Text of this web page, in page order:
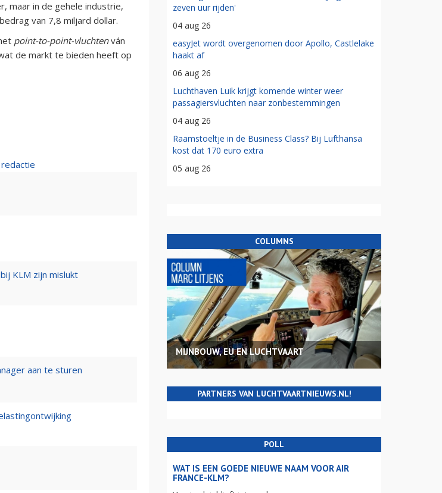
maar in de gehele industrie,
van 7,8 miljard dollar.
point-to-point-vluchtenván
de markt te bieden heeft op
KLM zijn mislukt
aan te sturen
zeven uur rijden'
04 aug 26
easyJet wordt overgenomen door Apollo, Castlelake
haakt af
06 aug 26
Luchthaven Luik krijgt komende winter weer
passagiersvluchten naar zonbestemmingen
04 aug 26
Raamstoeltje in de Business Class? Bij Lufthansa
kost dat 170 euro extra
05 aug 26
COLUMNS
MIJNBOUW, EU EN LUCHTVAART
PARTNERS VAN LUCHTVAARTNIEUWS.NL!
POLL
WAT IS EEN GOEDE NIEUWE NAAM VOOR AIR
FRANCE-KLM?